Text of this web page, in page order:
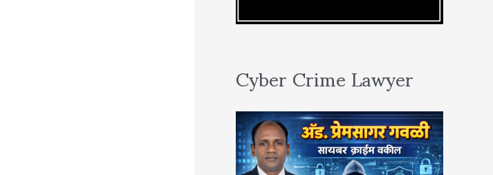
Cyber Crime Lawyer